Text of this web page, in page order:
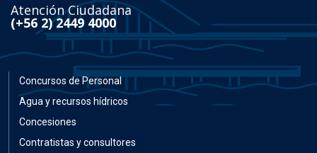
Atención Ciudadana
(+56 2) 2449 4000
Concursos de Personal
Agua y recursos hídricos
Concesiones
Contratistas y consultores